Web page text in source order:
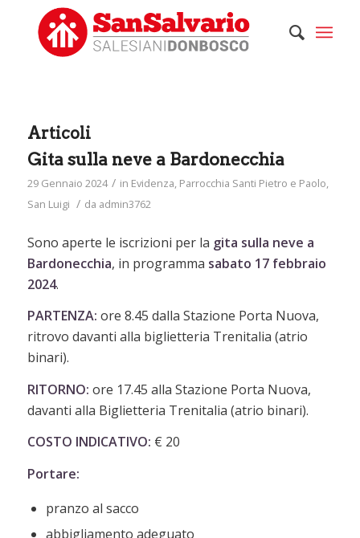
Articoli
Gita sulla neve a Bardonecchia
29 Gennaio 2024 / in Evidenza, Parrocchia Santi Pietro e Paolo,
San Luigi / da admin3762
Sono aperte le iscrizioni per la gita sulla neve a
Bardonecchia, in programma sabato 17 febbraio
2024.
PARTENZA: ore 8.45 dalla Stazione Porta Nuova,
ritrovo davanti alla biglietteria Trenitalia (atrio
binari).
RITORNO: ore 17.45 alla Stazione Porta Nuova,
davanti alla Biglietteria Trenitalia (atrio binari).
COSTO INDICATIVO: € 20
Portare:
pranzo al sacco
abbigliamento adeguato